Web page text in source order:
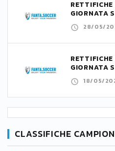
GIORNATA
28/05/
GIORNATA
18/05/
CLASSIFICHE